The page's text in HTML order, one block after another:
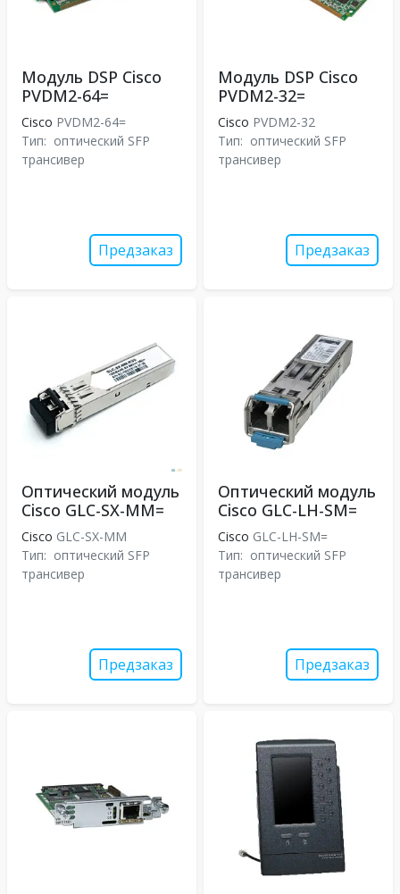
Модуль DSP Cisco
PVDM2-64=
Cisco PVDM2-64=
Тип: оптический SFP
трансивер
Предзаказ
Модуль DSP Cisco
PVDM2-32=
Cisco PVDM2-32
Тип: оптический SFP
трансивер
Предзаказ
Оптический модуль
Cisco GLC-SX-MM=
Cisco GLC-SX-MM
Тип: оптический SFP
трансивер
Предзаказ
Оптический модуль
Cisco GLC-LH-SM=
Cisco GLC-LH-SM=
Тип: оптический SFP
трансивер
Предзаказ